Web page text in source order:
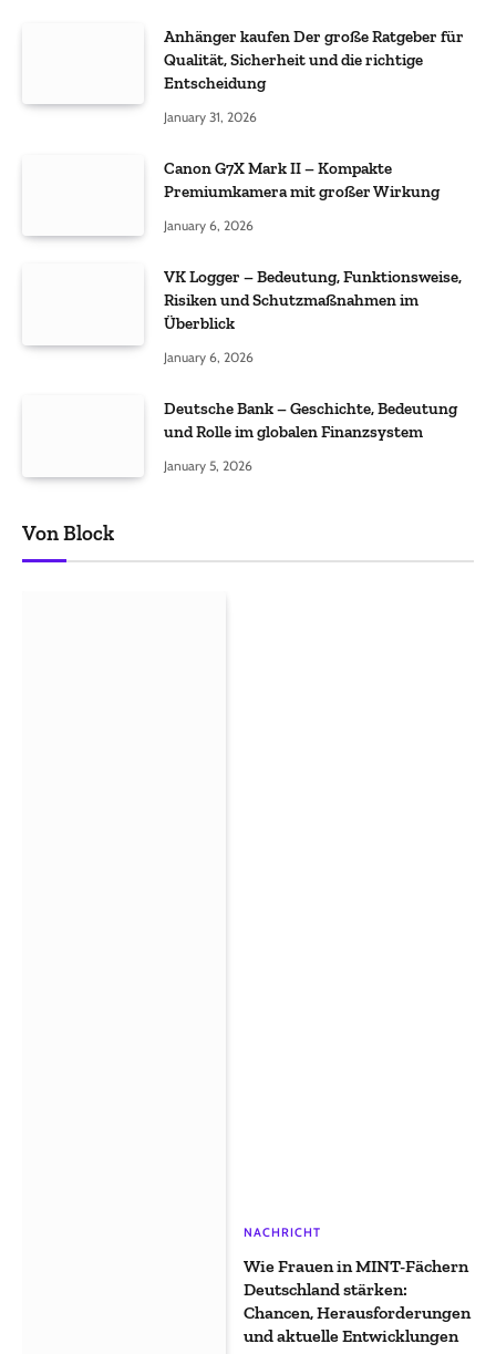
Anhänger kaufen Der große Ratgeber für
Qualität, Sicherheit und die richtige
Entscheidung
January 31, 2026
Canon G7X Mark II – Kompakte
Premiumkamera mit großer Wirkung
January 6, 2026
VK Logger – Bedeutung, Funktionsweise,
Risiken und Schutzmaßnahmen im
Überblick
January 6, 2026
Deutsche Bank – Geschichte, Bedeutung
und Rolle im globalen Finanzsystem
January 5, 2026
Von Block
NACHRICHT
Wie Frauen in MINT-Fächern
Deutschland stärken:
Chancen, Herausforderungen
und aktuelle Entwicklungen